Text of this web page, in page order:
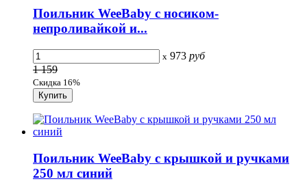
Поильник WeeBaby с носиком-
непроливайкой и...
x 973 руб
1 159
Скидка 16%
Поильник WeeBaby с крышкой и ручками
250 мл синий